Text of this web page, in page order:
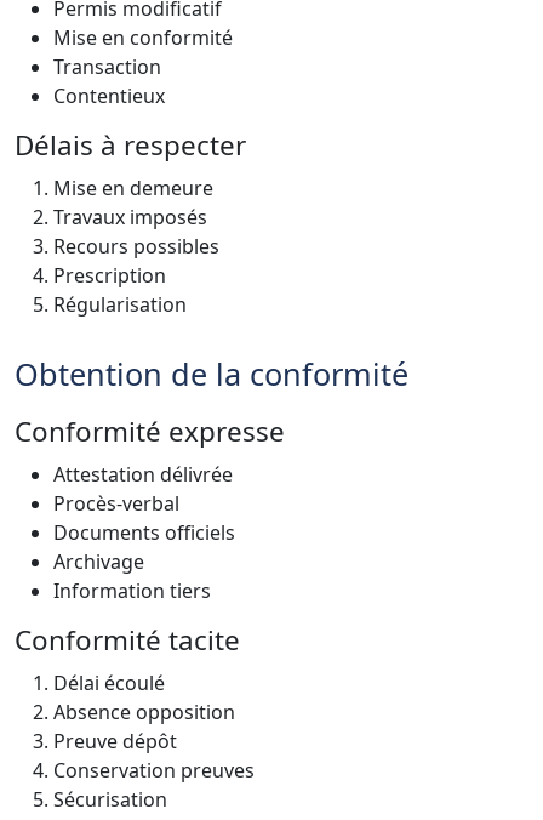
Permis modificatif
Mise en conformité
Transaction
Contentieux
Délais à respecter
Mise en demeure
Travaux imposés
Recours possibles
Prescription
Régularisation
Obtention de la conformité
Conformité expresse
Attestation délivrée
Procès-verbal
Documents officiels
Archivage
Information tiers
Conformité tacite
Délai écoulé
Absence opposition
Preuve dépôt
Conservation preuves
Sécurisation